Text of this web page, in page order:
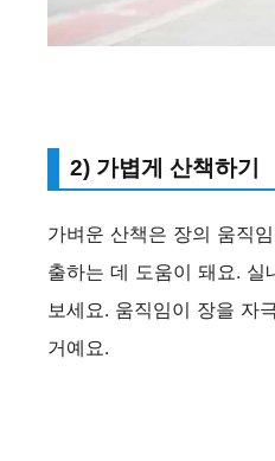
2) 가볍게 산책하기
가벼운 산책은 장의 움직
출하는 데 도움이 돼요. 실
보세요. 움직임이 장을 자
거예요.